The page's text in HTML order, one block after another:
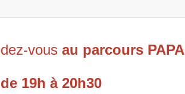
vous au parcours PAPA
de 19h à 20h30